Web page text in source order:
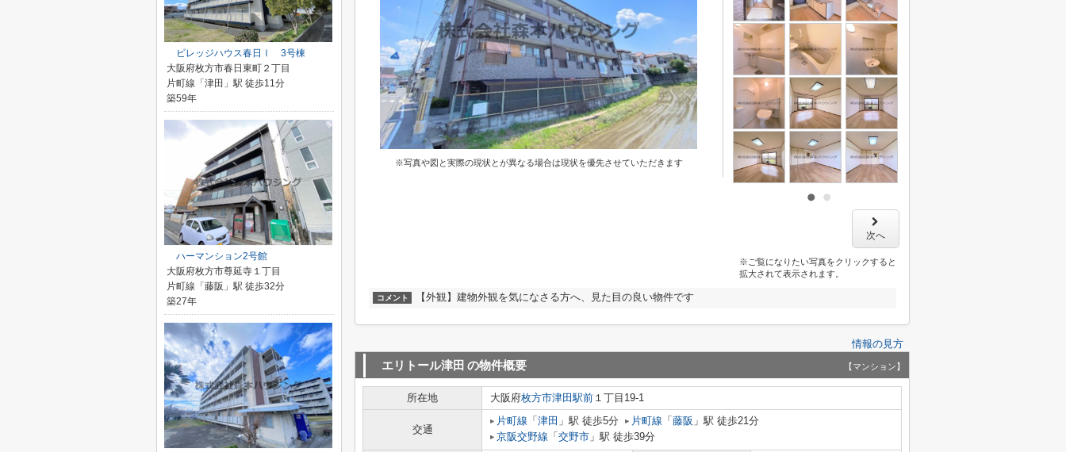
※写真や図と実際の現状とが異なる場合は現状を優先させていただきます
次へ
※ご覧になりたい写真をクリックすると
拡大されて表示されます。
コメント 【外観】建物外観を気になさる方へ、見た目の良い物件です
情報の見方
エリトール津田 の物件概要 【マンション】
所在地 大阪府枚方市津田駅前 １丁目19-1
交通
片町線 「 津田 」駅 徒歩5分 片町線 「 藤阪 」駅 徒歩21分
京阪交野線 「 交野市 」駅 徒歩39分
ビレッジハウス春日Ⅰ 3号棟
大阪府枚方市春日東町２丁目
片町線「津田」駅 徒歩11分
築59年
ハーマンション2号館
大阪府枚方市尊延寺１丁目
片町線「藤阪」駅 徒歩32分
築27年